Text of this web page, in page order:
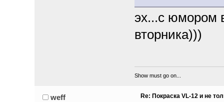
эх...с юмором
вторника)))
Show must go on...
weff Re: Покраска VL-12 и не